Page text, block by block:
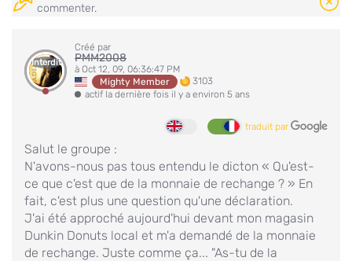
commenter.
Interdit
Créé par
PMM2008
à Oct 12, 09, 06:36:47 PM
Mighty Member
3103
actif la dernière fois il y a environ 5 ans
traduit par
Salut le groupe :
N'avons-nous pas tous entendu le dicton « Qu'est-
ce que c'est que de la monnaie de rechange ? » En
fait, c'est plus une question qu'une déclaration.
J'ai été approché aujourd'hui devant mon magasin
Dunkin Donuts local et m'a demandé de la monnaie
de rechange. Juste comme ça... "As-tu de la